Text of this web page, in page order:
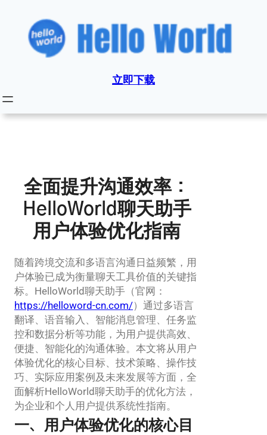
立即下载
全面提升沟通效率：
HelloWorld聊天助手
用户体验优化指南
随着跨境交流和多语言沟通日益频繁，用
户体验已成为衡量聊天工具价值的关键指
标。HelloWorld聊天助手（官网：
https://helloword-cn.com/）通过多语言
翻译、语音输入、智能消息管理、任务监
控和数据分析等功能，为用户提供高效、
便捷、智能化的沟通体验。本文将从用户
体验优化的核心目标、技术策略、操作技
巧、实际应用案例及未来发展等方面，全
面解析HelloWorld聊天助手的优化方法，
为企业和个人用户提供系统性指南。
一、用户体验优化的核心目